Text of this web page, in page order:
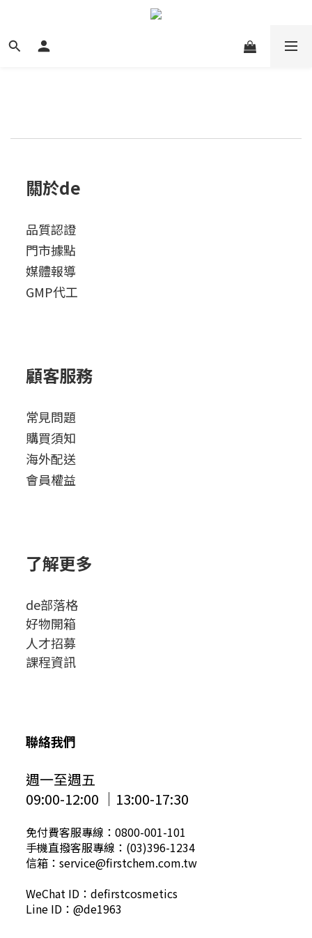
關於de
品質認證
門市據點
媒體報導
GMP代工
顧客服務
常見問題
購買須知
海外配送
會員權益
了解更多
de部落格
好物開箱
人才招募
課程資訊
聯絡我們
週一至週五
09:00-12:00 │13:00-17:30
免付費客服專線：0800-001-101
手機直撥客服專線：(03)396-1234
信箱：service@firstchem.com.tw
WeChat ID：defirstcosmetics
Line ID：@de1963